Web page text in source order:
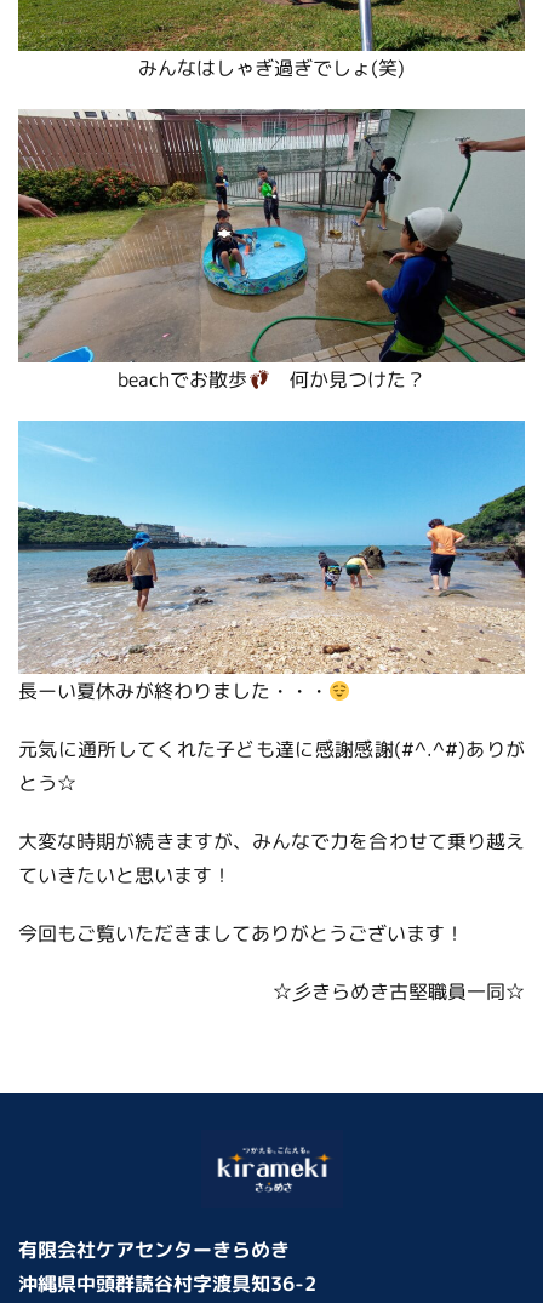
みんなはしゃぎ過ぎでしょ(笑)
beachでお散歩 何か見つけた？
長ーい夏休みが終わりました・・・
元気に通所してくれた子ども達に感謝感謝(#^.^#)ありが
とう☆
大変な時期が続きますが、みんなで力を合わせて乗り越え
ていきたいと思います！
今回もご覧いただきましてありがとうございます！
☆彡きらめき古堅職員一同☆
有限会社ケアセンターきらめき
沖縄県中頭群読谷村字渡具知36-2